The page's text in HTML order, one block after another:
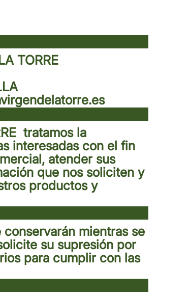
TORRE
⁣ tratamos la
interesadas con el fin
atender sus
que nos soliciten y
productos y
mientras se
su supresión por
para cumplir con las